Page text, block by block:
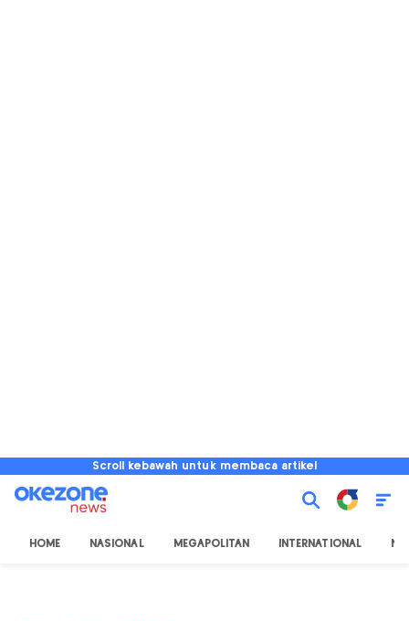
Scroll kebawah untuk membaca artikel
HOME NASIONAL MEGAPOLITAN INTERNATIONAL